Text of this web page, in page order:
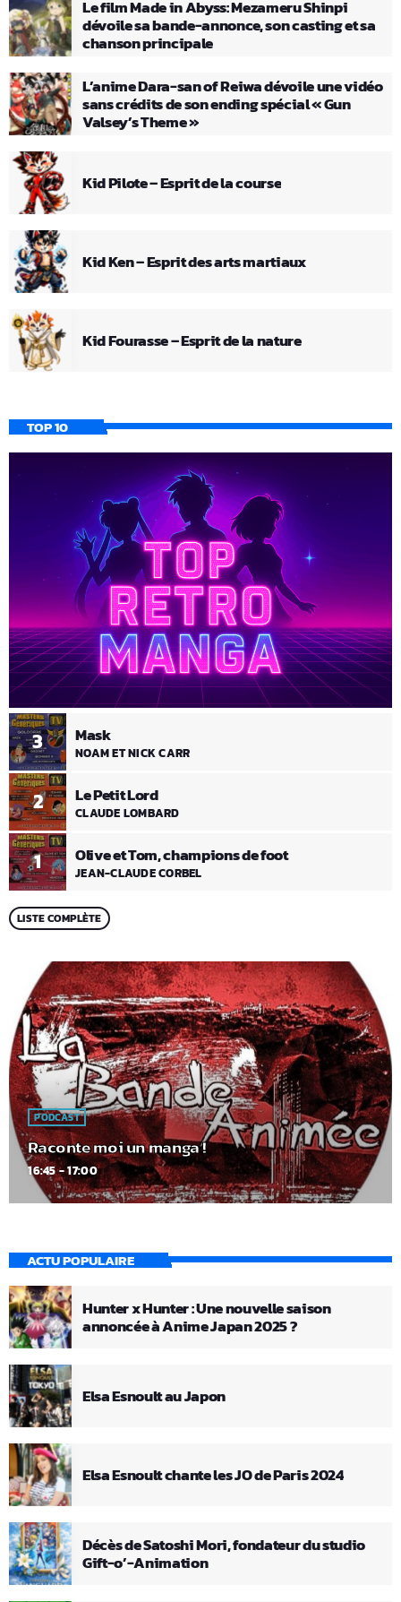
Le film Made in Abyss: Mezameru Shinpi
dévoile sa bande-annonce, son casting et sa
chanson principale
L’anime Dara-san of Reiwa dévoile une vidéo
sans crédits de son ending spécial « Gun
Valsey’s Theme »
Kid Pilote – Esprit de la course
Kid Ken – Esprit des arts martiaux
Kid Fourasse – Esprit de la nature
TOP 10
1 Olive et Tom, champions de foot
JEAN-CLAUDE CORBEL
2 Le Petit Lord
CLAUDE LOMBARD
3 Mask
NOAM ET NICK CARR
LISTE COMPLÈTE
PODCAST
Raconte moi un manga !
16:45 - 17:00
ACTU POPULAIRE
Hunter x Hunter : Une nouvelle saison
annoncée à Anime Japan 2025 ?
Elsa Esnoult au Japon
Elsa Esnoult chante les JO de Paris 2024
Décès de Satoshi Mori, fondateur du studio
Gift-o’-Animation